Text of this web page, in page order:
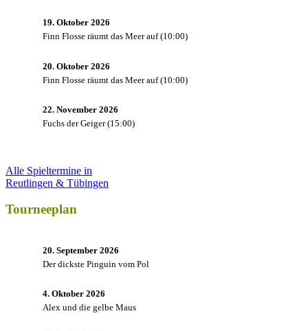
19. Oktober 2026
Finn Flosse räumt das Meer auf(10:00)
20. Oktober 2026
Finn Flosse räumt das Meer auf(10:00)
22. November 2026
Fuchs der Geiger(15:00)
Alle Spieltermine in
Reutlingen & Tübingen
Tourneeplan
20. September 2026
Der dickste Pinguin vom Pol
4. Oktober 2026
Alex und die gelbe Maus